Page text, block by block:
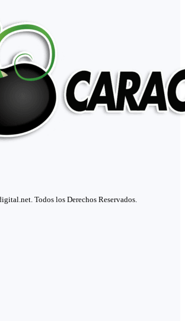
Todos los Derechos Reservados.